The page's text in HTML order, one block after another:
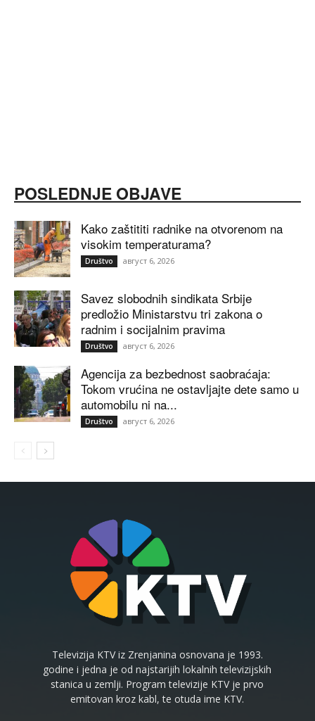
POSLEDNJE OBJAVE
Kako zaštititi radnike na otvorenom na
visokim temperaturama?
Društvo август 6, 2026
Savez slobodnih sindikata Srbije
predložio Ministarstvu tri zakona o
radnim i socijalnim pravima
Društvo август 6, 2026
Agencija za bezbednost saobraćaja:
Tokom vrućina ne ostavljajte dete samo u
automobilu ni na...
Društvo август 6, 2026
Televizija KTV iz Zrenjanina osnovana je 1993.
godine i jedna je od najstarijih lokalnih televizijskih
stanica u zemlji. Program televizije KTV je prvo
emitovan kroz kabl, te otuda ime KTV.